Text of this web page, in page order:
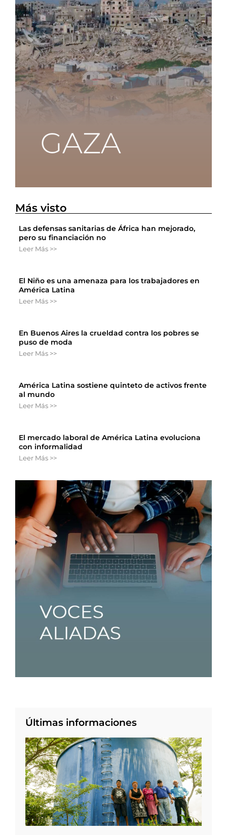
Más visto
Las defensas sanitarias de África han mejorado,
pero su financiación no
Leer Más >>
El Niño es una amenaza para los trabajadores en
América Latina
Leer Más >>
En Buenos Aires la crueldad contra los pobres se
puso de moda
Leer Más >>
América Latina sostiene quinteto de activos frente
al mundo
Leer Más >>
El mercado laboral de América Latina evoluciona
con informalidad
Leer Más >>
Últimas informaciones